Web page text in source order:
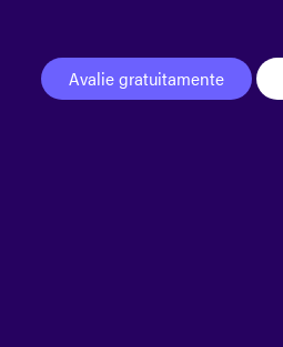
Avalie gratuitamente